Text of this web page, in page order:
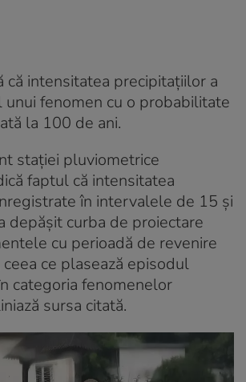
că intensitatea precipitaţiilor a
fenomen cu o probabilitate
la 100 de ani.
staţiei pluviometrice
faptul că intensitatea
în intervalele de 15 şi
depăşit curba de proiectare
cu perioadă de revenire
ce plasează episodul
categoria fenomenelor
sursa citată.